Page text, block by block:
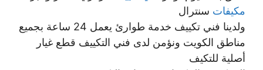
مكيفات سنترال
ولدينا فني تكييف خدمة طوارئ يعمل 24 ساعة بجميع
مناطق الكويت ونؤمن لدى فني التكييف قطع غيار
أصلية للتكيف